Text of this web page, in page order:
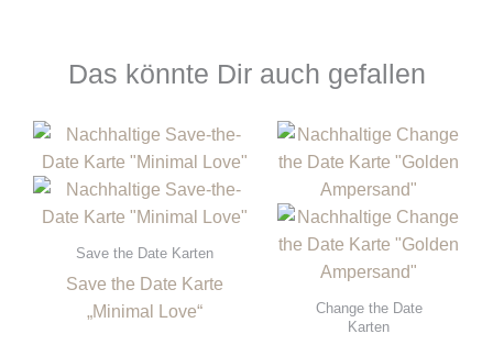
Das könnte Dir auch gefallen
Save the Date Karten
Save the Date Karte
„Minimal Love“
Change the Date
Karten